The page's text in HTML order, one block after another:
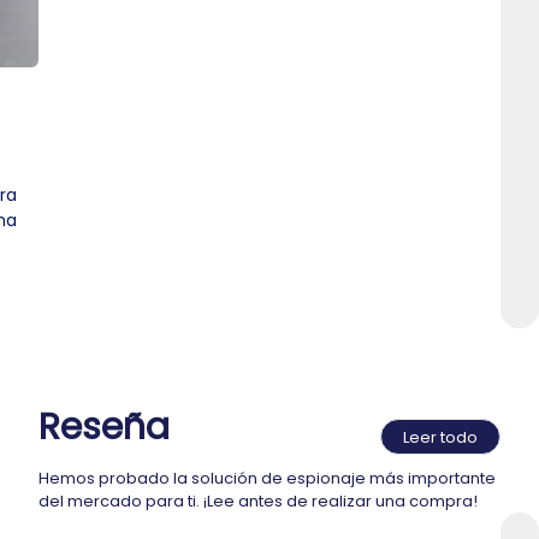
Reseña
Leer todo
Hemos probado la solución de espionaje más importante
del mercado para ti. ¡Lee antes de realizar una compra!